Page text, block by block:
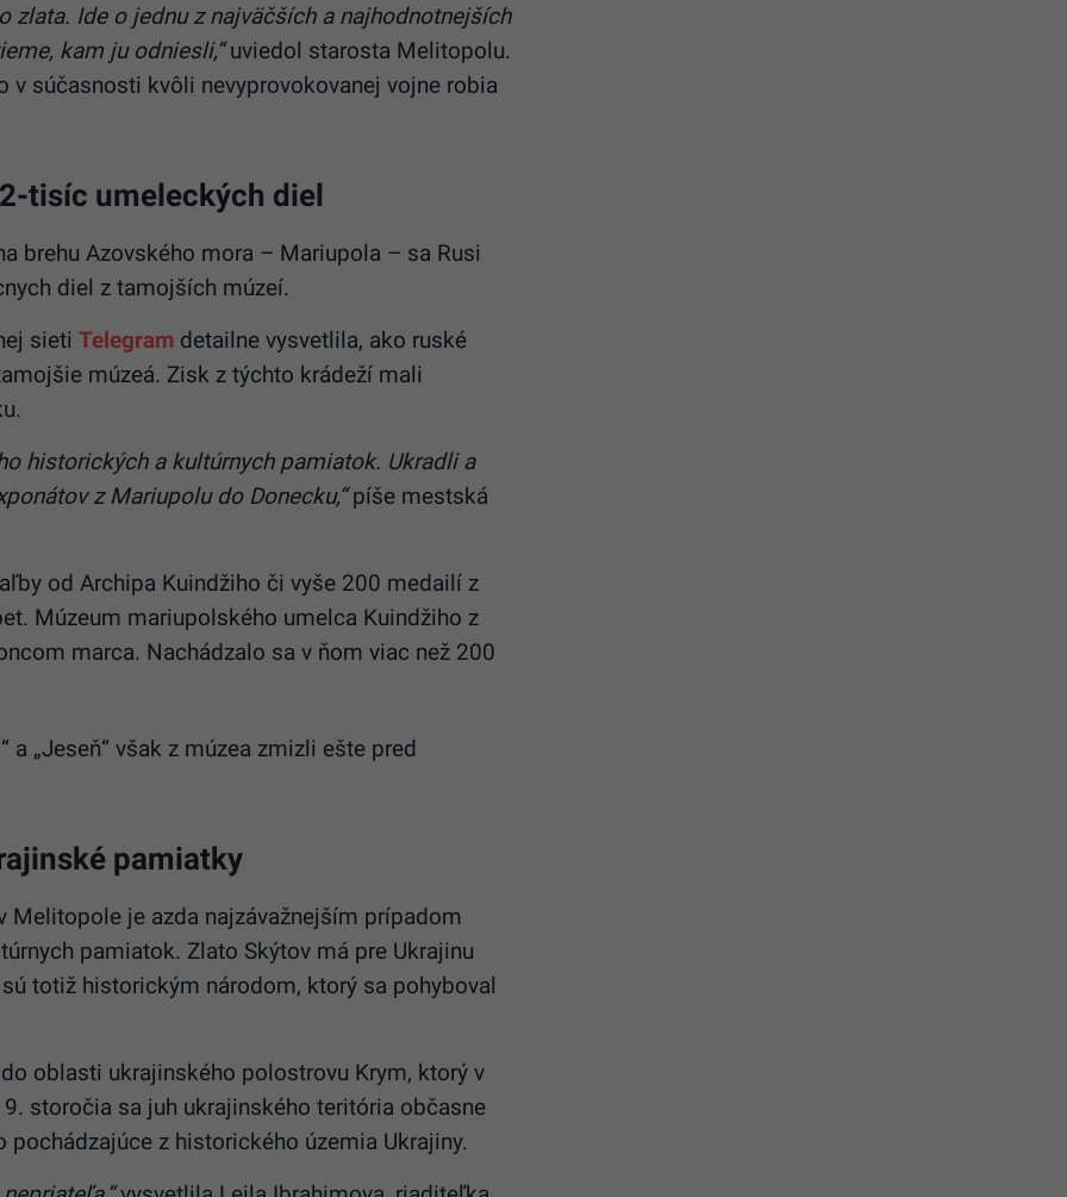
zlata. Ide o jednu z najväčších a najhodnotnejších
kam ju odniesli,“uviedol starosta Melitopolu.
v súčasnosti kvôli nevyprovokovanej vojne robia
tisíc umeleckých diel
brehu Azovského mora – Mariupola – sa Rusi
diel z tamojších múzeí.
sieti Telegram detailne vysvetlila, ako ruské
múzeá. Zisk z týchto krádeží mali
historických a kultúrnych pamiatok. Ukradli a
z Mariupolu do Donecku,“píše mestská
od Archipa Kuindžiho či vyše 200 medailí z
Múzeum mariupolského umelca Kuindžiho z
marca. Nachádzalo sa v ňom viac než 200
a „Jeseň“ však z múzea zmizli ešte pred
pamiatky
Melitopole je azda najzávažnejším prípadom
pamiatok. Zlato Skýtov má pre Ukrajinu
totiž historickým národom, ktorý sa pohyboval
oblasti ukrajinského polostrovu Krym, ktorý v
storočia sa juh ukrajinského teritória občasne
z historického územia Ukrajiny.